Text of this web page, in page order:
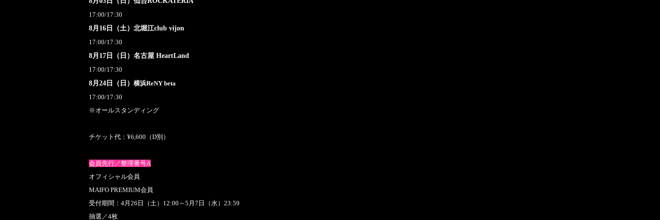
17:00/17:30
8月16日（土）北堀江club vijon
17:00/17:30
8月17日（日）名古屋 HeartLand​
17:00/17:30
8月24日（日） 横浜ReNY beta
17:00/17:30
※オールスタンディング
チケット代：¥6,600（D別）
会員先行／整理番号A
オフィシャル会員
MAIFO PREMIUM会員
受付期間：4月26日（土）12:00～5月7日（水）23:59
抽選／4枚